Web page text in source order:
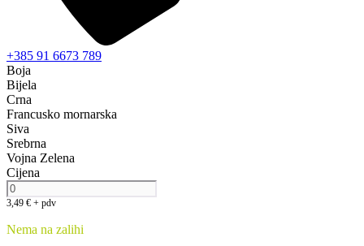
+385 91 6673 789
Boja
Bijela
Crna
Francusko mornarska
Siva
Srebrna
Vojna Zelena
Cijena
3,49 € + pdv
Nema na zalihi